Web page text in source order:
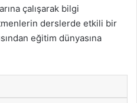
çalışarak bilgi
derslerde etkili bir
eğitim dünyasına